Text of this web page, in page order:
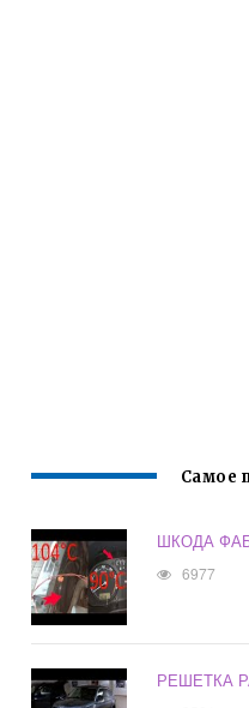
Самое
ШКОДА
6977
РЕШЕТКА